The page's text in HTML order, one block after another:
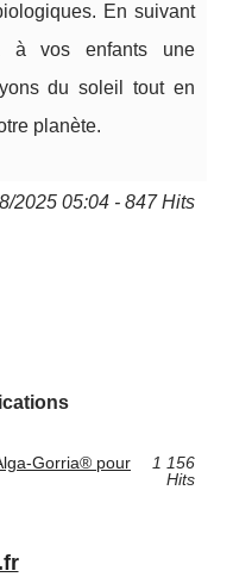
En suivant
à vos enfants une
du soleil tout en
planète.
2025 05:04 - 847 Hits
Gorria® pour
1 156
Hits